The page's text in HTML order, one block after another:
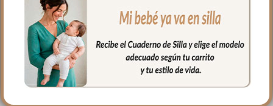
– Global — para sillas grandes con forma
sillón
– Universal — el más versátil, valido para
la mayoría de sillas del mercado
– Básica —para sillas tipo ligeras
– Recta — diseñada para sillas estrechas